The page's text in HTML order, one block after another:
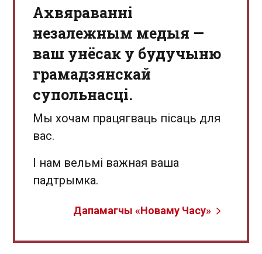
Aхвяраванні
незалежным медыя —
ваш унёсак у будучыню
грамадзянскай
супольнасці.
Мы хочам працягваць пісаць для
вас.
І нам вельмі важная ваша
падтрымка.
Дапамагчы «Новаму Часу»